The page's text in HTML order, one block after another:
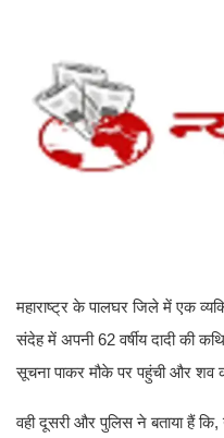
महाराष्ट्र के पालघर जिले में एक
संदेह में अपनी 62 वर्षीय दादी की
सूचना पाकर मौके पर पहुंची और शव
वही दूसरी और पुलिस ने बताया हैं